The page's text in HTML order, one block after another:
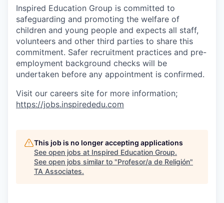
Inspired Education Group is committed to
safeguarding and promoting the welfare of
children and young people and expects all staff,
volunteers and other third parties to share this
commitment. Safer recruitment practices and pre-
employment background checks will be
undertaken before any appointment is confirmed.
Visit our careers site for more information;
https://jobs.inspirededu.com
This job is no longer accepting applications
See open jobs at Inspired Education Group.
See open jobs similar to "Profesor/a de Religión"
TA Associates.